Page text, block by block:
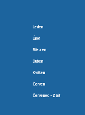
Leden
Únor
Březen
Duben
Květen
Červen
Červenec -Září